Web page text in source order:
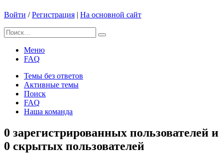
Войти /Регистрация | На основной сайт
Меню
FAQ
Темы без ответов
Активные темы
Поиск
FAQ
Наша команда
0 зарегистрированных пользователей и
0 скрытых пользователей